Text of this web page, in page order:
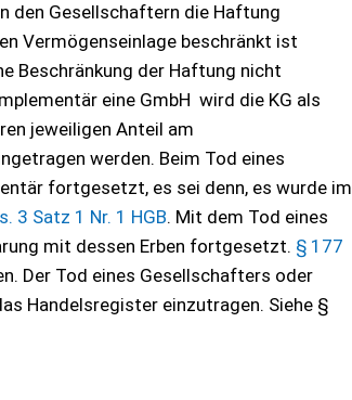
den Gesellschaftern die Haftung
Vermögenseinlage beschränkt ist
Beschränkung der Haftung nicht
eine GmbH wird die KG als
jeweiligen Anteil am
werden. Beim Tod eines
fortgesetzt, es sei denn, es wurde im
3 Satz 1 Nr. 1 HGB. Mit dem Tod eines
mit dessen Erben fortgesetzt. § 177
Der Tod eines Gesellschafters oder
Handelsregister einzutragen. Siehe §